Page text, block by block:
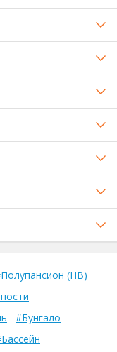
Wild Coast Tented Lodge,
(HB)
#Бунгало